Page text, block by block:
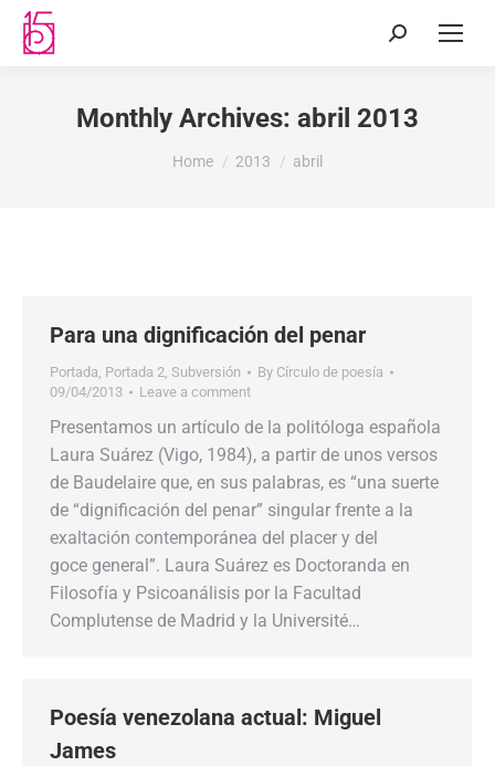
Monthly Archives: abril 2013
You are here:
Home 2013 abril
Para una dignificación del penar
Portada, Portada 2, Subversión By Círculo de poesía
09/04/2013
Leave a comment
Presentamos un artículo de la politóloga española
Laura Suárez (Vigo, 1984), a partir de unos versos
de Baudelaire que, en sus palabras, es “una suerte
de “dignificación del penar” singular frente a la
exaltación contemporánea del placer y del
goce general”. Laura Suárez es Doctoranda en
Filosofía y Psicoanálisis por la Facultad
Complutense de Madrid y la Université…
Poesía venezolana actual: Miguel
James